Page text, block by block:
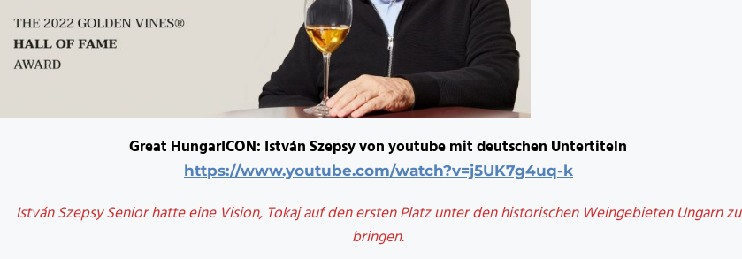
Great HungarICON: István Szepsy von youtube mit deutschen Untertiteln
https://www.youtube.com/watch?v=j5UK7g4uq-k
István Szepsy Senior hatte eine Vision, Tokaj auf den ersten Platz unter den historischen Weingebieten Ungarn zu
bringen.